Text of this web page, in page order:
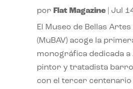
por Flat Magazine| Jul
El Museo de Bellas Artes
(MuBAV) acoge la
monográfica dedicada a
pintor y tratadista
con el tercer centenario